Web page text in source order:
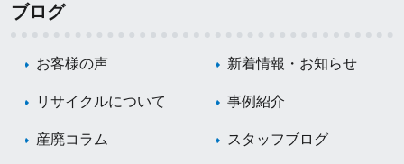
ブログ
お客様の声 新着情報・お知らせ
リサイクルについて 事例紹介
産廃コラム スタッフブログ